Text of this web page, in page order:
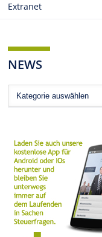
Extranet
NEWS
News